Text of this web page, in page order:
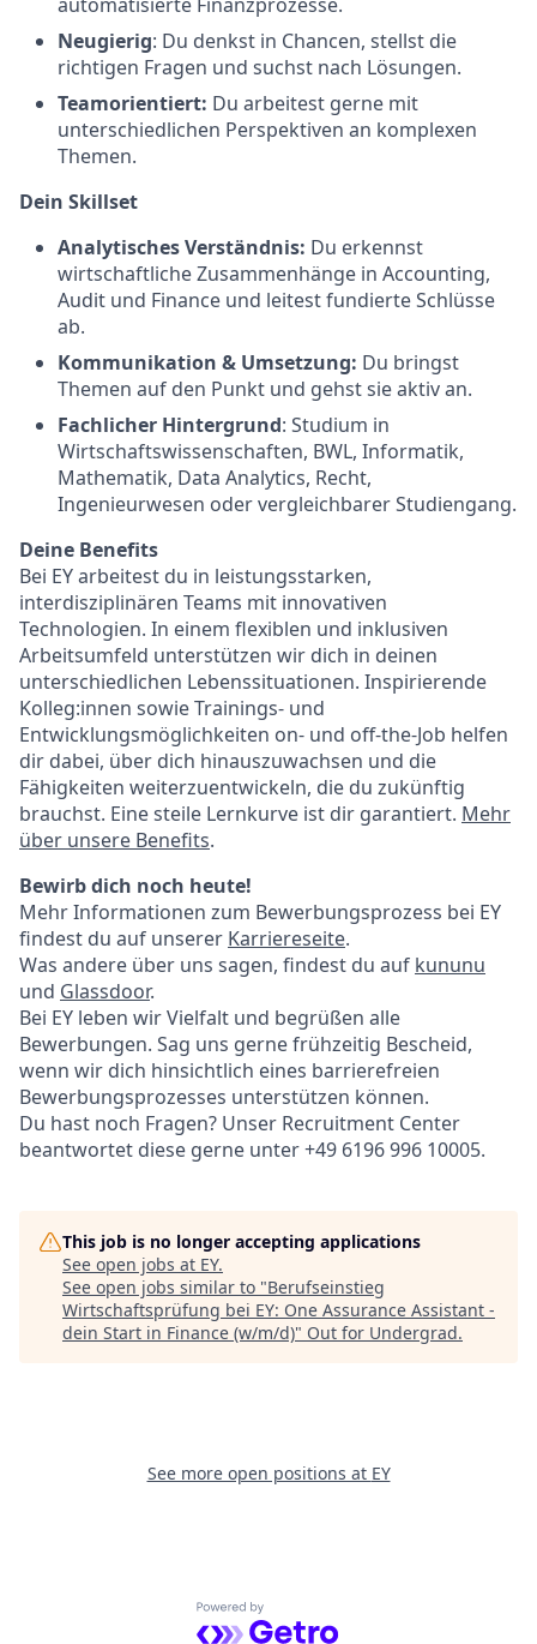
Neugierig: Du denkst in Chancen, stellst die
richtigen Fragen und suchst nach Lösungen.
Teamorientiert: Du arbeitest gerne mit
unterschiedlichen Perspektiven an komplexen
Themen.
Dein Skillset
Analytisches Verständnis: Du erkennst
wirtschaftliche Zusammenhänge in Accounting,
Audit und Finance und leitest fundierte Schlüsse
ab.
Kommunikation & Umsetzung: Du bringst
Themen auf den Punkt und gehst sie aktiv an.
Fachlicher Hintergrund: Studium in
Wirtschaftswissenschaften, BWL, Informatik,
Mathematik, Data Analytics, Recht,
Ingenieurwesen oder vergleichbarer Studiengang.
Deine Benefits
Bei EY arbeitest du in leistungsstarken,
interdisziplinären Teams mit innovativen
Technologien. In einem flexiblen und inklusiven
Arbeitsumfeld unterstützen wir dich in deinen
unterschiedlichen Lebenssituationen. Inspirierende
Kolleg:innen sowie Trainings- und
Entwicklungsmöglichkeiten on- und off-the-Job helfen
dir dabei, über dich hinauszuwachsen und die
Fähigkeiten weiterzuentwickeln, die du zukünftig
brauchst. Eine steile Lernkurve ist dir garantiert. Mehr
über unsere Benefits.
Bewirb dich noch heute!
Mehr Informationen zum Bewerbungsprozess bei EY
findest du auf unserer Karriereseite.
Was andere über uns sagen, findest du auf kununu
und Glassdoor.
Bei EY leben wir Vielfalt und begrüßen alle
Bewerbungen. Sag uns gerne frühzeitig Bescheid,
wenn wir dich hinsichtlich eines barrierefreien
Bewerbungsprozesses unterstützen können.
Du hast noch Fragen? Unser Recruitment Center
beantwortet diese gerne unter +49 6196 996 10005.
This job is no longer accepting applications
See open jobs at EY.
See open jobs similar to "Berufseinstieg
Wirtschaftsprüfung bei EY: One Assurance Assistant -
dein Start in Finance (w/m/d)" Out for Undergrad.
See more open positions at EY
Powered by Getro.com